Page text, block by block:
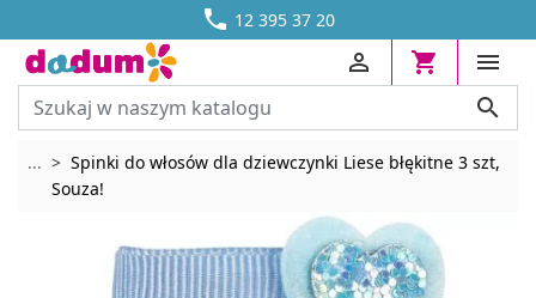
 12 395 37 20
DOSTAWA OD 13,70 ZŁ





... Rozwiń breadcrumbs
Spinki do włosów dla dziewczynki Liese błękitne 3 szt,
Souza!